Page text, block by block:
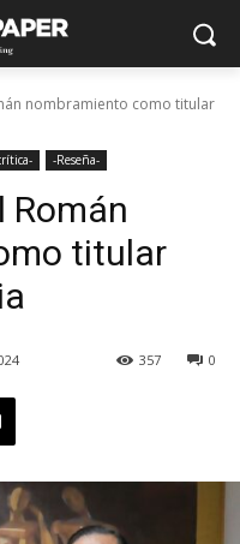
nombramiento como titular
-Reseña-
Román
titular
0
357